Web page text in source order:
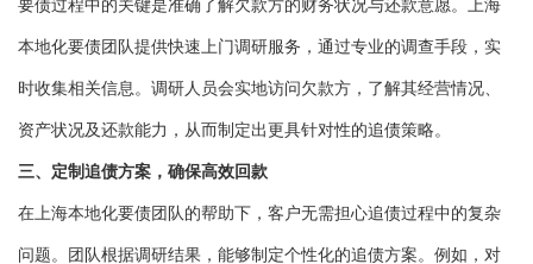
要债过程中的关键是准确了解欠款方的财务状况与还款意愿。上海
本地化要债团队提供快速上门调研服务，通过专业的调查手段，实
时收集相关信息。调研人员会实地访问欠款方，了解其经营情况、
资产状况及还款能力，从而制定出更具针对性的追债策略。
三、定制追债方案，确保高效回款
在上海本地化要债团队的帮助下，客户无需担心追债过程中的复杂
问题。团队根据调研结果，能够制定个性化的追债方案。例如，对